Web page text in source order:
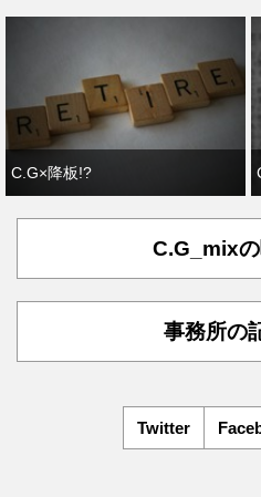
C.G×降板!?
C.G_mix
事務所の
Twitter